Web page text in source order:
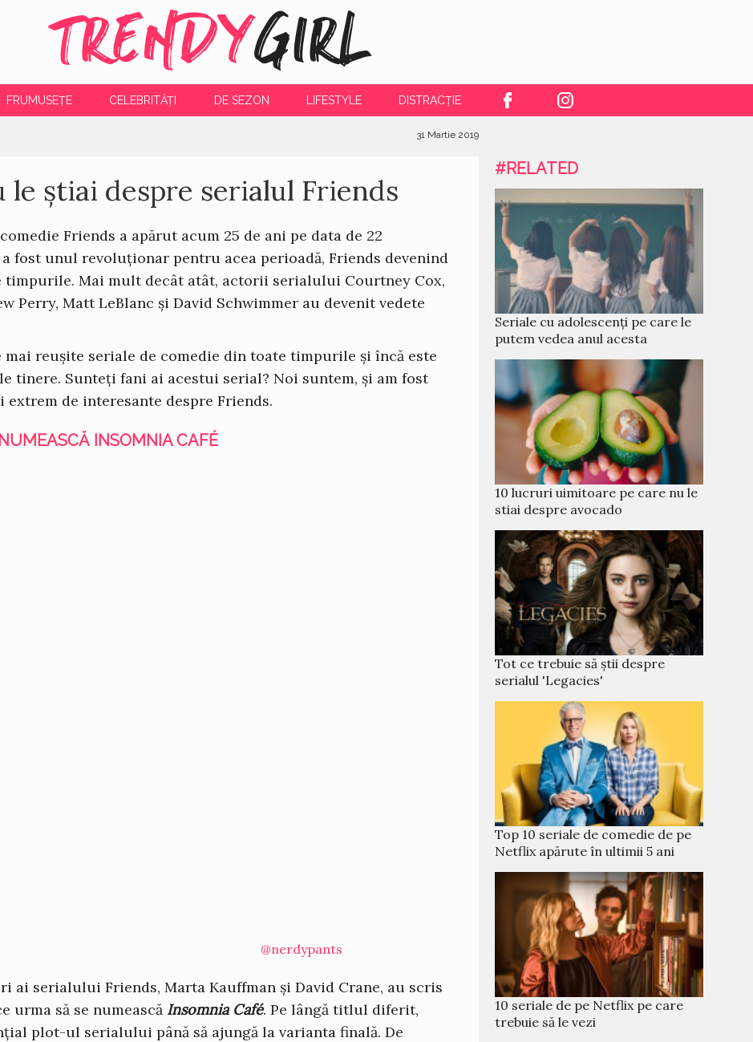
TRENDYGIRL
FRUMUSEȚE CELEBRITĂȚI DE SEZON LIFESTYLE DISTRACȚIE
31 Martie 2019
le știai despre serialul Friends
Friends a apărut acum 25 de ani pe data de 22
fost unul revoluționar pentru acea perioadă, Friends devenind
Mai mult decât atât, actorii serialului Courtney Cox,
Perry, Matt LeBlanc și David Schwimmer au devenit vedete
reușite seriale de comedie din toate timpurile și încă este
tinere. Sunteți fani ai acestui serial? Noi suntem, și am fost
de interesante despre Friends.
INSOMNIA CAFÉ
@nerdypants
serialului Friends, Marta Kauffman și David Crane, au scris
urma să se numească Insomnia Café. Pe lângă titlul diferit,
plot-ul serialului până să ajungă la varianta finală. De
#RELATED
Seriale cu adolescenți pe care le
putem vedea anul acesta
10 lucruri uimitoare pe care nu le
stiai despre avocado
Tot ce trebuie să știi despre
serialul 'Legacies'
Top 10 seriale de comedie de pe
Netflix apărute în ultimii 5 ani
10 seriale de pe Netflix pe care
trebuie să le vezi